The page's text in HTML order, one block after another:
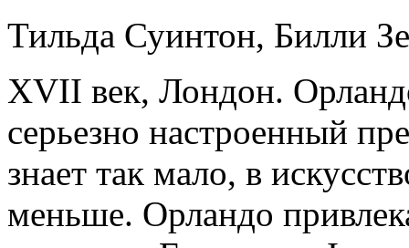
Тильда Суинтон, Билли
XVII век, Лондон.
серьезно настроенный
знает так мало, в
меньше. Орландо